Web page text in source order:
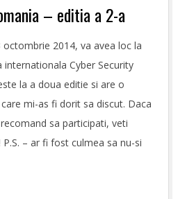
– editia a 2-a
octombrie 2014, va avea loc la
internationala Cyber Security
la a doua editie si are o
mi-as fi dorit sa discut. Daca
sa participati, veti
– ar fi fost culmea sa nu-si